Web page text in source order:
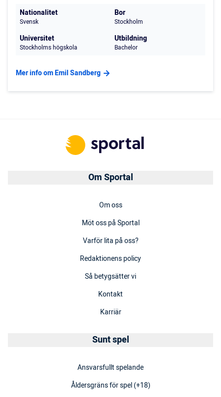
Nationalitet
Svensk
Bor
Stockholm
Universitet
Stockholms högskola
Utbildning
Bachelor
Mer info om Emil Sandberg
Om Sportal
Om oss
Möt oss på Sportal
Varför lita på oss?
Redaktionens policy
Så betygsätter vi
Kontakt
Karriär
Sunt spel
Ansvarsfullt spelande
Åldersgräns för spel (+18)